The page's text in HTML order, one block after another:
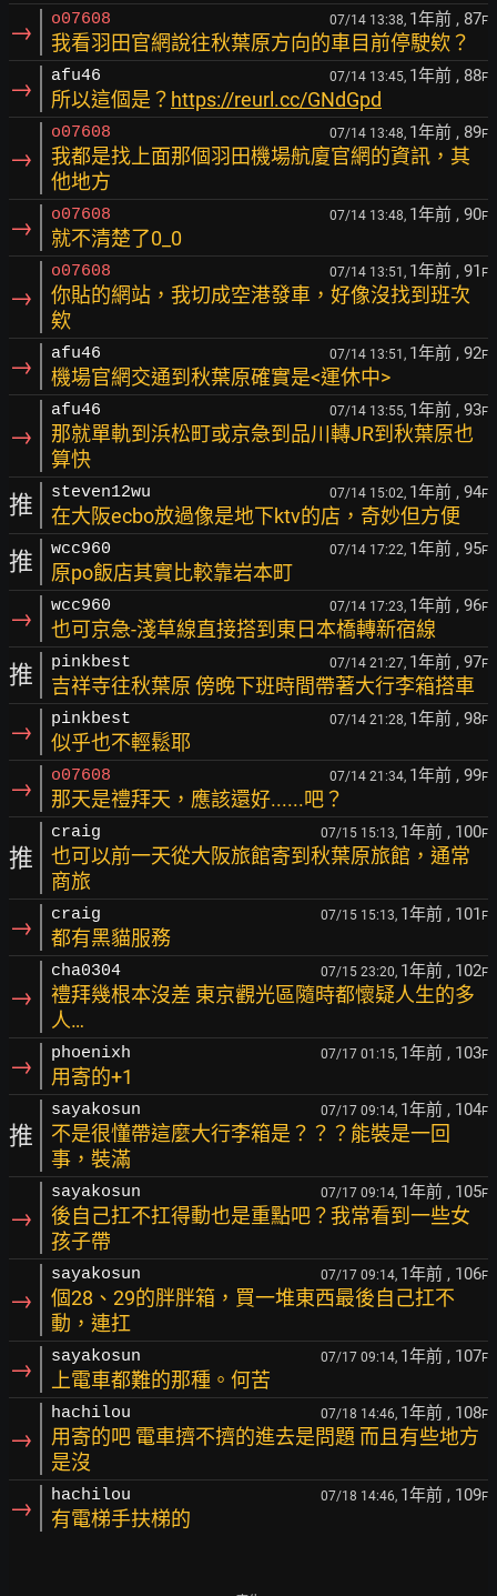
→ o07608 07/14 13:38, 1年前 , 87F
我看羽田官網說往秋葉原方向的車目前停駛欸？
→ afu46 07/14 13:45, 1年前 , 88F
所以這個是？ https://reurl.cc/GNdGpd
→
o07608 07/14 13:48, 1年前 , 89F
我都是找上面那個羽田機場航廈官網的資訊，其
他地方
→ o07608 07/14 13:48, 1年前 , 90F
就不清楚了0_0
→
o07608 07/14 13:51, 1年前 , 91 F
你貼的網站，我切成空港發車，好像沒找到班次
欸
→ afu46 07/14 13:51, 1年前 , 92F
機場官網交通到秋葉原確實是<運休中>
→
afu46 07/14 13:55, 1年前 , 93F
那就單軌到浜松町或京急到品川轉JR到秋葉原也
算快
推 steven12wu 07/14 15:02, 1年前 , 94F
在大阪ecbo放過像是地下ktv的店，奇妙但方便
推 wcc960 07/14 17:22, 1年前 , 95F
原po飯店其實比較靠岩本町
→ wcc960 07/14 17:23, 1年前 , 96F
也可京急-淺草線直接搭到東日本橋轉新宿線
推 pinkbest 07/14 21:27, 1年前 , 97F
吉祥寺往秋葉原 傍晚下班時間帶著大行李箱搭車
→ pinkbest 07/14 21:28, 1年前 , 98F
似乎也不輕鬆耶
→ o07608 07/14 21:34, 1年前 , 99F
那天是禮拜天，應該還好......吧？
推
craig 07/15 15:13, 1年前 , 100F
也可以前一天從大阪旅館寄到秋葉原旅館，通常
商旅
→ craig 07/15 15:13, 1年前 , 101 F
都有黑貓服務
→
cha0304 07/15 23:20, 1年前 , 102F
禮拜幾根本沒差 東京觀光區隨時都懷疑人生的多
人…
→ phoenixh 07/17 01:15, 1年前 , 103F
用寄的+1
推
sayakosun 07/17 09:14, 1年前 , 104F
不是很懂帶這麼大行李箱是？？？能裝是一回
事，裝滿
→
sayakosun 07/17 09:14, 1年前 , 105F
後自己扛不扛得動也是重點吧？我常看到一些女
孩子帶
→
sayakosun 07/17 09:14, 1年前 , 106F
個28、29的胖胖箱，買一堆東西最後自己扛不
動，連扛
→ sayakosun 07/17 09:14, 1年前 , 107F
上電車都難的那種。何苦
→
hachilou 07/18 14:46, 1年前 , 108F
用寄的吧 電車擠不擠的進去是問題 而且有些地方
是沒
→ hachilou 07/18 14:46, 1年前 , 109F
有電梯手扶梯的